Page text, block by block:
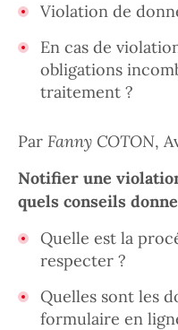
Violation de
En cas de
obligations
traitement ?
Par Fanny COTON,
Notifier une
quels conseils
Quelle est la
respecter ?
Quelles sont les
formulaire en